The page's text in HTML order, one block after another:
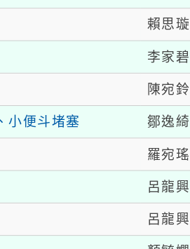
賴思璇
李家碧
陳宛鈴
小便斗堵塞 鄒逸綺
羅宛瑤
呂龍興
呂龍興